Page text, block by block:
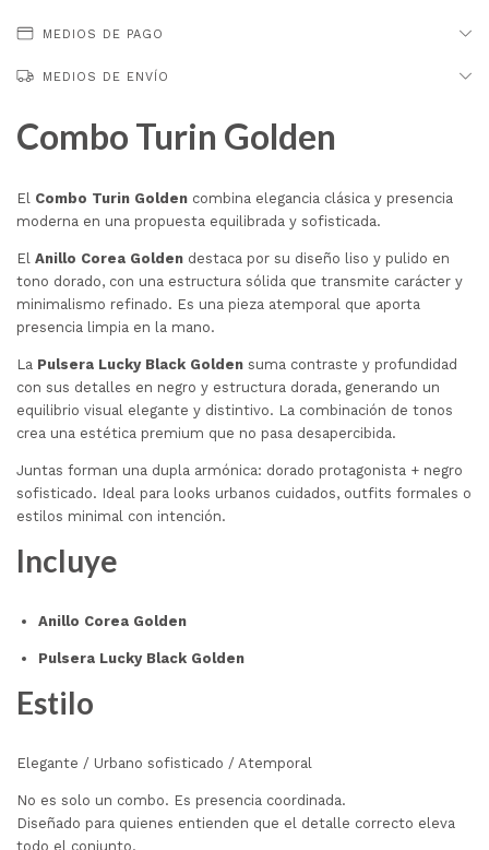
MEDIOS DE PAGO
MEDIOS DE ENVÍO
Combo Turin Golden
El Combo Turin Golden combina elegancia clásica y presencia
moderna en una propuesta equilibrada y sofisticada.
El Anillo Corea Golden destaca por su diseño liso y pulido en
tono dorado, con una estructura sólida que transmite carácter y
minimalismo refinado. Es una pieza atemporal que aporta
presencia limpia en la mano.
La Pulsera Lucky Black Golden suma contraste y profundidad
con sus detalles en negro y estructura dorada, generando un
equilibrio visual elegante y distintivo. La combinación de tonos
crea una estética premium que no pasa desapercibida.
Juntas forman una dupla armónica: dorado protagonista + negro
sofisticado. Ideal para looks urbanos cuidados, outfits formales o
estilos minimal con intención.
Incluye
Anillo Corea Golden
Pulsera Lucky Black Golden
Estilo
Elegante / Urbano sofisticado / Atemporal
No es solo un combo. Es presencia coordinada.
Diseñado para quienes entienden que el detalle correcto eleva
todo el conjunto.